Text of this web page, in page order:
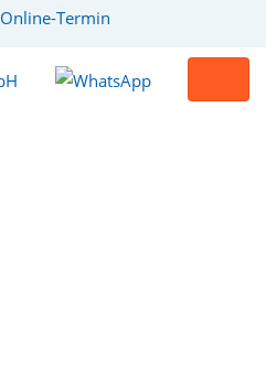
Online-Termin